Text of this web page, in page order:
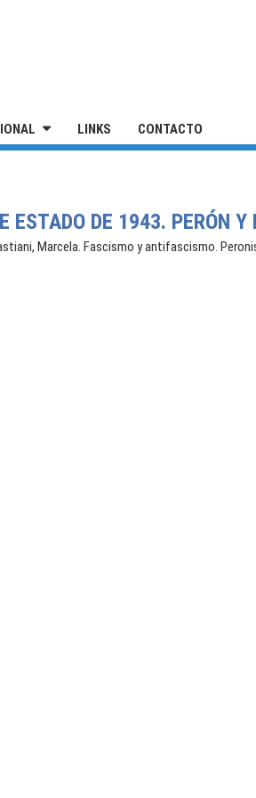
LINKS CONTACTO
ESTADO DE 1943. PERÓN
Marcela. Fascismo y antifascismo.